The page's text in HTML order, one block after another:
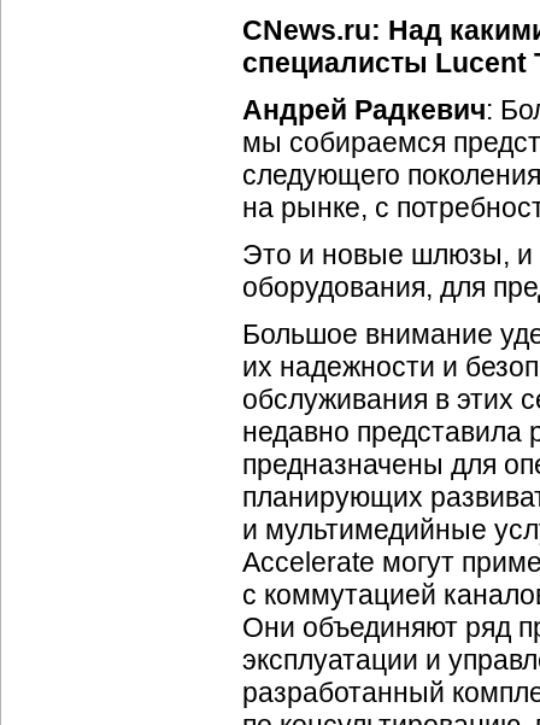
CNews.ru: Над
специалисты Lucent
Андрей Радкевич:
мы собираемся
следующего
на рынке, с
Это и новые шлюзы, и
оборудования, для
Большое внимание
их надежности и
обслуживания в этих
недавно
предназначены для
планирующих
и мультимедийные
Accelerate могут
с коммутацией
Они объединяют ряд
эксплуатации и
разработанный